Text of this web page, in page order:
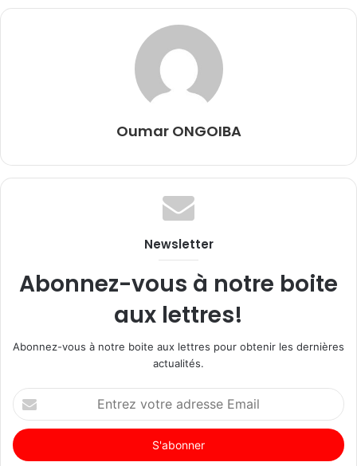
Oumar ONGOIBA
Newsletter
Abonnez-vous à notre boite
aux lettres!
Abonnez-vous à notre boite aux lettres pour obtenir les dernières
actualités.
Entrez
votre
adresse
Email